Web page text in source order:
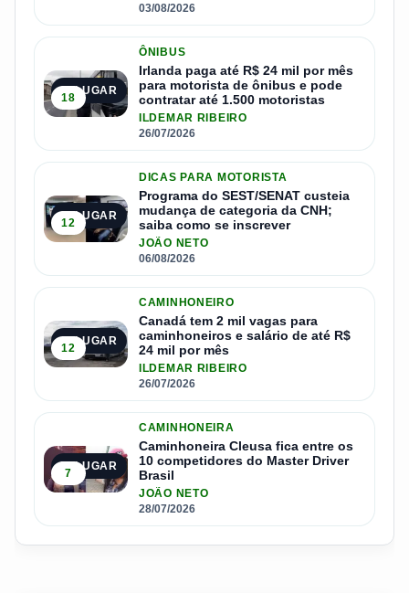
03/08/2026
2º LUGAR
18
ÔNIBUS
Irlanda paga até R$ 24 mil por mês
para motorista de ônibus e pode
contratar até 1.500 motoristas
ILDEMAR RIBEIRO
26/07/2026
3º LUGAR
12
DICAS PARA MOTORISTA
Programa do SEST/SENAT custeia
mudança de categoria da CNH;
saiba como se inscrever
JOÃO NETO
06/08/2026
4º LUGAR
12
CAMINHONEIRO
Canadá tem 2 mil vagas para
caminhoneiros e salário de até R$
24 mil por mês
ILDEMAR RIBEIRO
26/07/2026
5º LUGAR
7
CAMINHONEIRA
Caminhoneira Cleusa fica entre os
10 competidores do Master Driver
Brasil
JOÃO NETO
28/07/2026